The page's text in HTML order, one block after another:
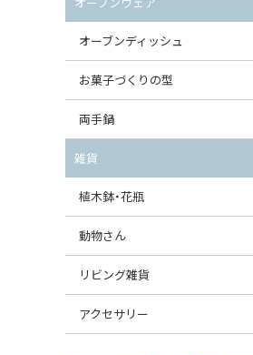
ダルマプレート
たまご型プレート
ハート型プレート
変形プレート
分割ディッシュ
すべて見る
オーバルボウル
ハートボウル
葉っぱ型ボウル
りんご型ボウル
いちご型ボウル
星型ボウル
スープカップ
ガーリックポット
オニオンキャニスター
ガーリックキャニスター
チーズケース
バターディッシュ
六角形ポット
ボトル
すべて見る
すべて見る
グレイヴィーボート
エッグカップ
ケーキスタンド
カトラリー
はしおき・カトラリーレスト
オーブンディッシュ
大型（24cm〜）
中型（18〜24cm）
スクエアオーブンディッシュ
オーバルオーブンディッシュ
すべて見る
お菓子づくりの型
パウンド型
マフィン型
すべて見る
両手鍋
チュリーン
キャセロール
すべて見る
雑貨
植木鉢・花瓶
植木鉢
花瓶
動物さん
フィギュア・置物
貯金箱
リビング雑貨
スツール
アクセサリー